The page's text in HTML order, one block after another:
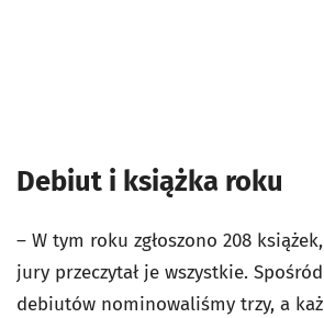
Debiut i książka roku
– W tym roku zgłoszono 208
jury przeczytał je wszystkie.
debiutów nominowaliśmy trzy, a